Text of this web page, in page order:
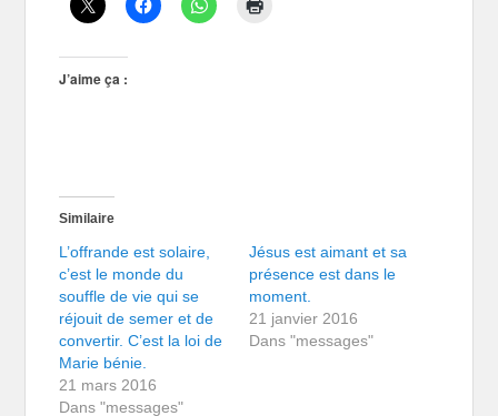
J’aime ça :
Similaire
L’offrande est solaire,
c’est le monde du
souffle de vie qui se
réjouit de semer et de
convertir. C’est la loi de
Marie bénie.
21 mars 2016
Dans "messages"
Jésus est aimant et sa
présence est dans le
moment.
21 janvier 2016
Dans "messages"